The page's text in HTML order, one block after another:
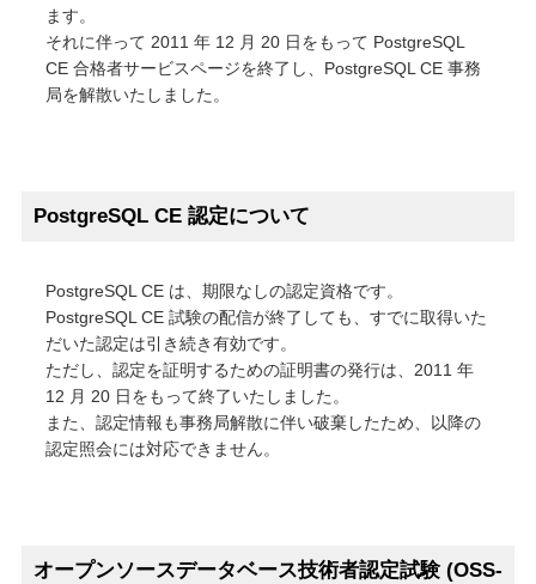
イベント・セミナー
セミナー資料
オープンソース活動
お問い合わせ
ます。
それに伴って 2011 年 12 月 20 日をもって PostgreSQL
CE 合格者サービスページを終了し、PostgreSQL CE 事務
局を解散いたしました。
PostgreSQL CE 認定について
PostgreSQL CE は、期限なしの認定資格です。
PostgreSQL CE 試験の配信が終了しても、すでに取得いた
だいた認定は引き続き有効です。
ただし、認定を証明するための証明書の発行は、2011 年
12 月 20 日をもって終了いたしました。
また、認定情報も事務局解散に伴い破棄したため、以降の
認定照会には対応できません。
オープンソースデータベース技術者認定試験 (OSS-